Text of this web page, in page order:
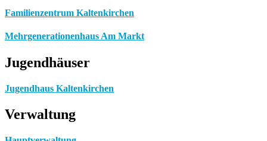
Familienzentrum Kaltenkirchen
Mehrgenerationenhaus Am Markt
Jugendhäuser
Jugendhaus Kaltenkirchen
Verwaltung